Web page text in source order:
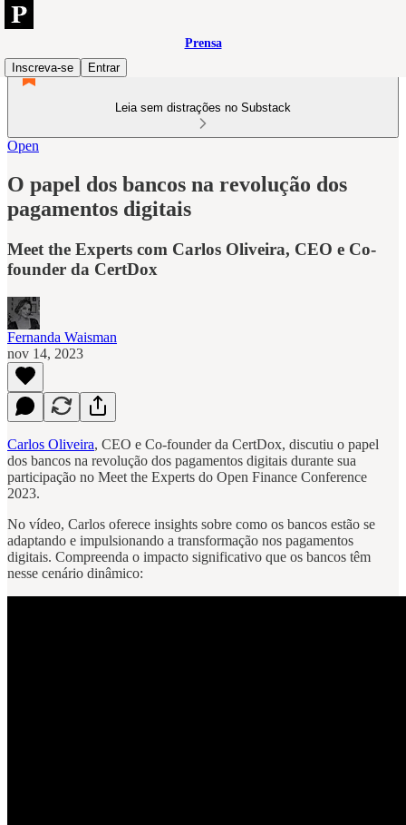
Prensa
Inscreva-se
Entrar
Leia sem distrações no Substack
Open
O papel dos bancos na revolução dos
pagamentos digitais
Meet the Experts com Carlos Oliveira, CEO e Co-
founder da CertDox
Fernanda Waisman
nov 14, 2023
Carlos Oliveira, CEO e Co-founder da CertDox, discutiu o papel
dos bancos na revolução dos pagamentos digitais durante sua
participação no Meet the Experts do Open Finance Conference
2023.
No vídeo, Carlos oferece insights sobre como os bancos estão se
adaptando e impulsionando a transformação nos pagamentos
digitais. Compreenda o impacto significativo que os bancos têm
nesse cenário dinâmico: